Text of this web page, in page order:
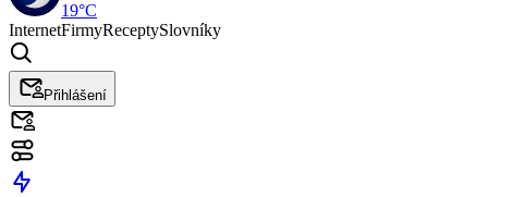
19°C
InternetFirmyReceptySlovníky
Přihlášení